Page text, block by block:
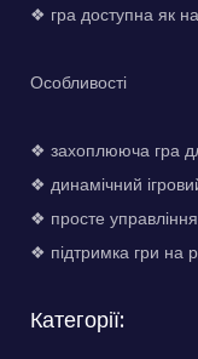
❖ гра доступна як
Особливості
❖ захоплююча гра
❖ динамічний
❖ просте управління
❖ підтримка гри на
Категорії: